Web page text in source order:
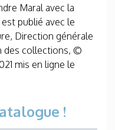
Maral avec la
publié avec le
Direction générale
des collections, ©
mis en ligne le
!